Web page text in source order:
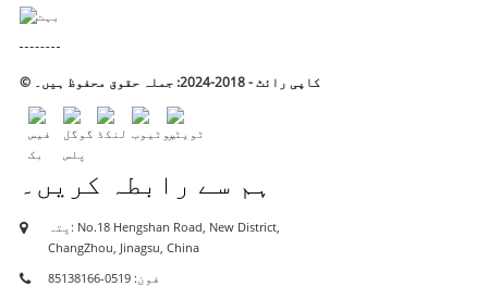
© کاپی رائٹ - 2018-2024: جملہ حقوق محفوظ ہیں۔
ہم سے رابطہ کریں۔
پتہ: No.18 Hengshan Road, New District,
ChangZhou, Jinagsu, China
فون: 0519-85138166